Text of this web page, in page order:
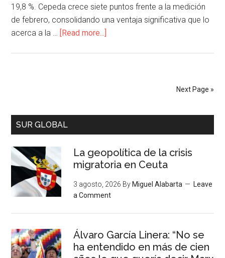
19,8 %. Cepeda crece siete puntos frente a la medición
de febrero, consolidando una ventaja significativa que lo
acerca a la … [Read more...]
Next Page »
SUR GLOBAL
La geopolítica de la crisis
migratoria en Ceuta
3 agosto, 2026 By Miguel Alabarta
Leave
a Comment
Álvaro García Linera: “No se
ha entendido en más de cien